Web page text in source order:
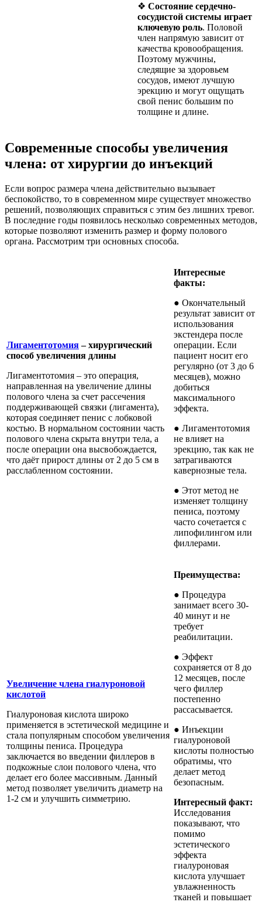
❖ Состояние сердечно-
сосудистой системы играет
ключевую роль. Половой
член напрямую зависит от
качества кровообращения.
Поэтому мужчины,
следящие за здоровьем
сосудов, имеют лучшую
эрекцию и могут ощущать
свой пенис большим по
толщине и длине.
Современные способы увеличения
члена: от хирургии до инъекций
Если вопрос размера члена действительно вызывает
беспокойство, то в современном мире существует множество
решений, позволяющих справиться с этим без лишних тревог.
В последние годы появилось несколько современных методов,
которые позволяют изменить размер и форму полового
органа. Рассмотрим три основных способа.
Лигаментотомия– хирургический
способ увеличения длины
Лигаментотомия – это операция,
направленная на увеличение длины
полового члена за счет рассечения
поддерживающей связки (лигамента),
которая соединяет пенис с лобковой
костью. В нормальном состоянии часть
полового члена скрыта внутри тела, а
после операции она высвобождается,
что даёт прирост длины от 2 до 5 см в
расслабленном состоянии.
Интересные
факты:
● Окончательный
результат зависит от
использования
экстендера после
операции. Если
пациент носит его
регулярно (от 3 до 6
месяцев), можно
добиться
максимального
эффекта.
● Лигаментотомия
не влияет на
эрекцию, так как не
затрагиваются
кавернозные тела.
● Этот метод не
изменяет толщину
пениса, поэтому
часто сочетается с
липофилингом или
филлерами.
Увеличение члена гиалуроновой
кислотой
Гиалуроновая кислота широко
применяется в эстетической медицине и
стала популярным способом увеличения
толщины пениса. Процедура
заключается во введении филлеров в
подкожные слои полового члена, что
делает его более массивным. Данный
метод позволяет увеличить диаметр на
1-2 см и улучшить симметрию.
Преимущества:
● Процедура
занимает всего 30-
40 минут и не
требует
реабилитации.
● Эффект
сохраняется от 8 до
12 месяцев, после
чего филлер
постепенно
рассасывается.
● Инъекции
гиалуроновой
кислоты полностью
обратимы, что
делает метод
безопасным.
Интересный факт:
Исследования
показывают, что
помимо
эстетического
эффекта
гиалуроновая
кислота улучшает
увлажненность
тканей и повышает